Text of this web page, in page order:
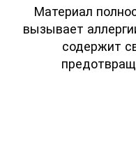
Материал
вызывает
содержит